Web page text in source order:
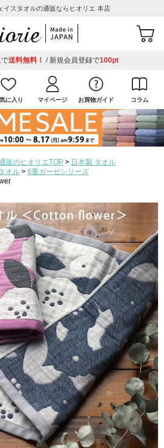
イスタオルの通販ならヒオリエ 本店
送料無料！ / 新規会員登録で100pt
に入り マイページ お買物ガイド コラム
販のヒオリエTOP
日本製 タオル
オル
6重ガーゼシリーズ